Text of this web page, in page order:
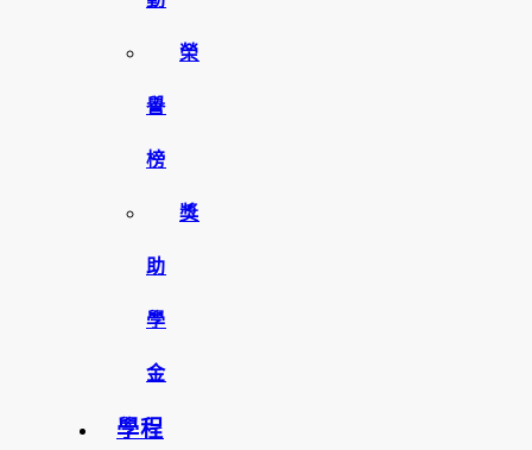
榮
譽
榜
獎
助
學
金
學程